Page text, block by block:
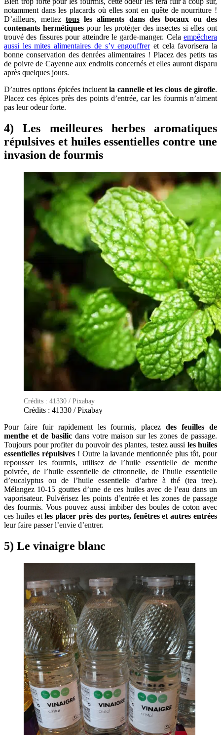
notamment dans les placards où elles sont en quête de nourriture !
D’ailleurs, metteztous les aliments dans des bocaux ou des
contenants hermétiquespour les protéger des insectes si elles ont
trouvé des fissures pour atteindre le garde-manger. Cela empêchera
aussi les mites alimentaires de s’y engouffreret cela favorisera la
bonne conservation des denrées alimentaires ! Placez des petits tas
de poivre de Cayenne aux endroits concernés et elles auront disparu
après quelques jours.
D’autres options épicées incluentla cannelle et les clous de girofle.
Placez ces épices près des points d’entrée, car les fourmis n’aiment
pas leur odeur forte.
4) Les meilleures herbes aromatiques
répulsives et huiles essentielles contre une
invasion de fourmis
Crédits : 41330 / Pixabay
Crédits : 41330 / Pixabay
Pour faire fuir rapidement les fourmis, placezdes feuilles de
menthe et de basilic dans votre maison sur les zones de passage.
Toujours pour profiter du pouvoir des plantes, testez aussi les huiles
essentielles répulsives! Outre la lavande mentionnée plus tôt, pour
repousser les fourmis, utilisez de l’huile essentielle de menthe
poivrée, de l’huile essentielle de citronnelle, de l’huile essentielle
d’eucalyptus ou de l’huile essentielle d’arbre à thé (tea tree).
Mélangez 10-15 gouttes d’une de ces huiles avec de l’eau dans un
vaporisateur. Pulvérisez les points d’entrée et les zones de passage
des fourmis. Vous pouvez aussi imbiber des boules de coton avec
ces huiles etles placer près des portes, fenêtres et autres entrées
leur faire passer l’envie d’entrer.
5) Le vinaigre blanc